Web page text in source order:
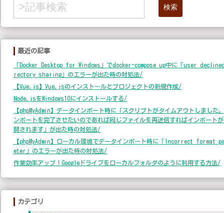
検索
最近の記事
「Docker Desktop for Windows」でdocker-compose up中に「user
rectory sharing」のエラーが出た時の対処法/
【Vue.js】Vue.jsのインストールとプロジェクトの新規作成/
Node.jsをWindows10にインストールする/
【phpMyAdmin】データインポート時に「スクリプトがタイムアウトしました
ンポートを完了させたいのであれば同じファイルを再送信すればインポート
開されます」が出た時の対処法/
【phpMyAdmin】ローカル環境でデータインポート時に「Incorrect format
eter」のエラーが出た時の対処法/
作業効率アップ！Googleドライブをローカルフォルダのように利用する方法/
カテゴリ